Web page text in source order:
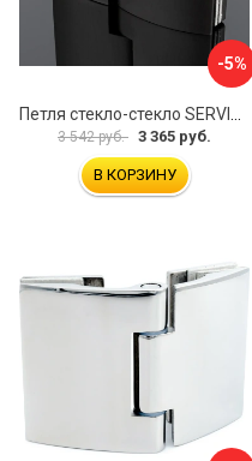
-5%
3 542 руб. 3 365 руб.
В КОРЗИНУ